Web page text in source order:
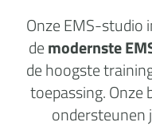
Onze EMS-studio
demodernste
de hoogste
toepassing.
ondersteunen